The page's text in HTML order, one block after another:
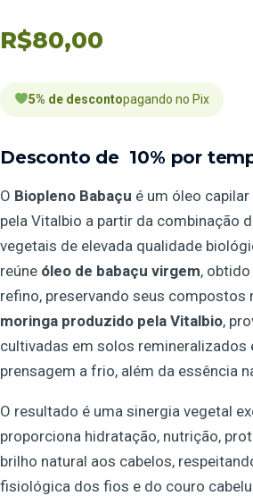
R$80,00
5% de descontopagando no Pix
Desconto de 10% por
O Biopleno Babaçu é um óleo
pela Vitalbio a partir da combinação
vegetais de elevada qualidade
reúne óleo de babaçu virgem,
refino, preservando seus compostos
moringa produzido pela Vitalbio,
cultivadas em solos remineralizados
prensagem a frio, além da essência
O resultado é uma sinergia vegetal
proporciona hidratação, nutrição,
brilho natural aos cabelos,
fisiológica dos fios e do couro